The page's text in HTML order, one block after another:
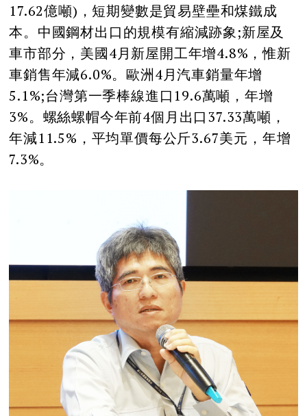
17.62億噸)，短期變數是貿易壁壘和煤鐵成
本。中國鋼材出口的規模有縮減跡象;新屋及
車市部分，美國4月新屋開工年增4.8%，惟新
車銷售年減6.0%。歐洲4月汽車銷量年增
5.1%;台灣第一季棒線進口19.6萬噸，年增
3%。螺絲螺帽今年前4個月出口37.33萬噸，
年減11.5%，平均單價每公斤3.67美元，年增
7.3%。